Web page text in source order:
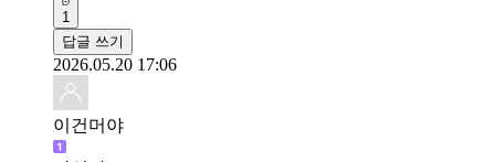
1
답글 쓰기
2026.05.20 17:06
이건머야